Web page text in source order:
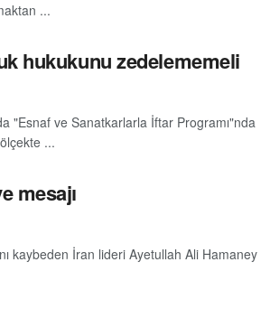
...
hukukunu zedelememeli
"Esnaf ve Sanatkarlarla İftar Programı"nda
...
mesajı
kaybeden İran lideri Ayetullah Ali Hamaney